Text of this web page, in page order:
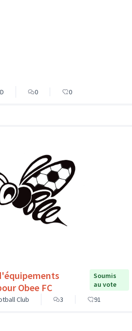
0 0
Obee FC
Soumis
au vote
Club
3 91